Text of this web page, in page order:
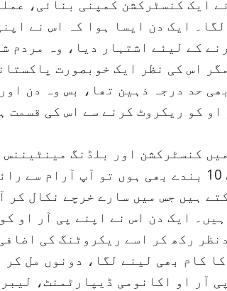
ایک کنسٹرکشن کمپنی بنائی،
ایک دن ایسا ہوا کہ اس نے
کے لیئے اشتہار دیا، وہ مردم
اس کی نظر ایک خوبصورت
حد درجہ ذہین تھا، بس وہ دن
کو ریکروٹ کرنے سے اس کی قسمت
کنسٹرکشن اور بلڈنگ
ایک دن اس نے اپنے پی آر او
رکھ کر اسے ریکروٹنگ کی
کام بھی لینے لگا، دونوں مل
آر او اکانومی ڈیپارٹمنٹ،